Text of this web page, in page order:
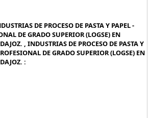
DE PROCESO DE PASTA Y PAPEL -
DE GRADO SUPERIOR (LOGSE) EN
, INDUSTRIAS DE PROCESO DE PASTA Y
DE GRADO SUPERIOR (LOGSE) EN
: